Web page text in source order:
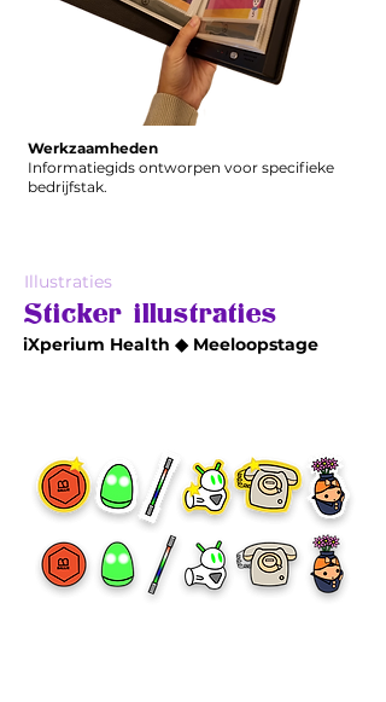
Werkzaamheden
Informatiegids ontworpen voor specifieke
bedrijfstak.
Illustraties
Sticker illustraties
iXperium Health ◆ Meeloopstage